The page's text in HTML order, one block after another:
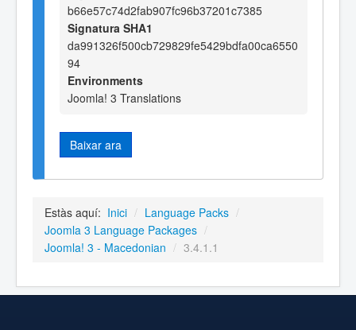
b66e57c74d2fab907fc96b37201c7385
Signatura SHA1
da991326f500cb729829fe5429bdfa00ca6550
94
Environments
Joomla! 3 Translations
Baixar ara
Estàs aquí: Inici / Language Packs /
Joomla 3 Language Packages /
Joomla! 3 - Macedonian / 3.4.1.1